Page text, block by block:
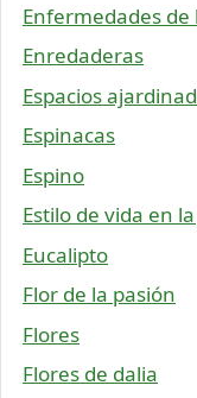
Enfermedades de
Enredaderas
Espacios
Espinacas
Espino
Estilo de vida en
Eucalipto
Flor de la pasión
Flores
Flores de dalia